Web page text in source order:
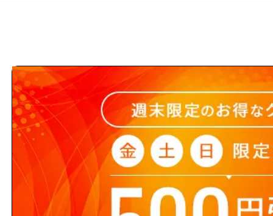
100-200と